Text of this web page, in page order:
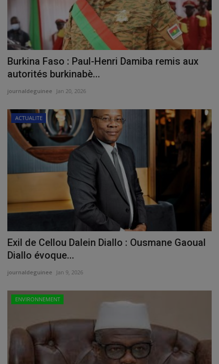
Burkina Faso : Paul-Henri Damiba remis aux
autorités burkinabè...
journaldeguinee Jan 20, 2026
ACTUALITE
Exil de Cellou Dalein Diallo : Ousmane Gaoual
Diallo évoque...
journaldeguinee Jan 9, 2026
ENVIRONNEMENT